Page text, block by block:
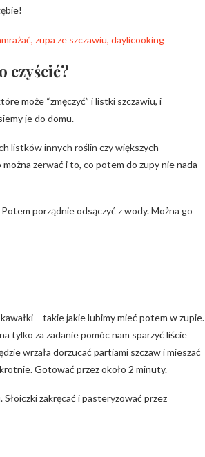
czyścić?
może “zmęczyć” i listki szczawiu, i
je do domu.
listków innych roślin czy większych
zerwać i to, co potem do zupy nie nada
porządnie odsączyć z wody. Można go
– takie jakie lubimy mieć potem w zupie.
tylko za zadanie pomóc nam sparzyć liście
wrzała dorzucać partiami szczaw i mieszać
Gotować przez około 2 minuty.
zakręcać i pasteryzować przez